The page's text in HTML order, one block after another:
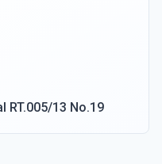
RT.005/13 No.19